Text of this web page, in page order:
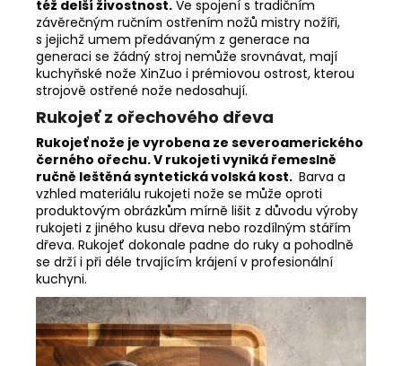
též delší živostnost. Ve spojení s tradičním
závěrečným ručním ostřením nožů mistry nožíři,
s jejichž umem předávaným z generace na
generaci se žádný stroj nemůže srovnávat, mají
kuchyňské nože XinZuo i prémiovou ostrost, kterou
strojově ostřené nože nedosahují.
Rukojeť z ořechového dřeva
Rukojeť nože je vyrobena ze severoamerického
černého ořechu. V rukojeti vyniká řemeslně
ručně leštěná syntetická volská kost. Barva a
vzhled materiálu rukojeti nože se může oproti
produktovým obrázkům mírně lišit z důvodu výroby
rukojeti z jiného kusu dřeva nebo rozdílným stářím
dřeva. Rukojeť dokonale padne do ruky a pohodlně
se drží i při déle trvajícím krájení v profesionální
kuchyni.